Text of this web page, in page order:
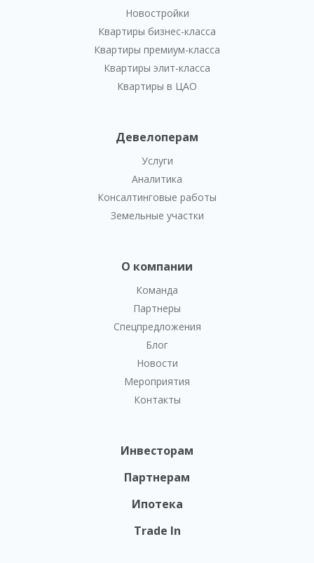
Новостройки
Квартиры бизнес-класса
Квартиры премиум-класса
Квартиры элит-класса
Квартиры в ЦАО
Девелоперам
Услуги
Аналитика
Консалтинговые работы
Земельные участки
О компании
Команда
Партнеры
Спецпредложения
Блог
Новости
Мероприятия
Контакты
Инвесторам
Партнерам
Ипотека
Trade In